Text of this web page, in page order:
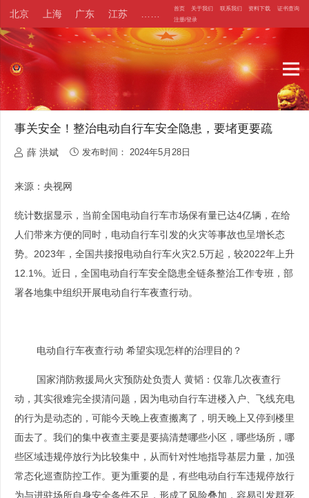
北京 上海 广东 江苏 首页 关于我们 联系我们 资料下载
证书查询
注册/登录
事关安全！整治电动自行车安全隐患，要堵更要疏
薛 洪斌 发布时间：2024年5月28日
来源：央视网
统计数据显示，当前全国电动自行车市场保有量已达4亿辆，在给
人们带来方便的同时，电动自行车引发的火灾等事故也呈增长态
势。2023年，全国共接报电动自行车火灾2.5万起，较2022年上升
12.1%。近日，全国电动自行车安全隐患全链条整治工作专班，部
署各地集中组织开展电动自行车夜查行动。
电动自行车夜查行动 希望实现怎样的治理目的？
国家消防救援局火灾预防处负责人 黄韬： 仅靠几次夜查行
动，其实很难完全摸清问题，因为电动自行车进楼入户、飞线充电
的行为是动态的，可能今天晚上夜查搬离了，明天晚上又停到楼里
面去了。我们的集中夜查主要是要搞清楚哪些小区，哪些场所，哪
些区域违规停放行为比较集中，从而针对性地指导基层力量，加强
常态化巡查防控工作。更为重要的是，有些电动自行车违规停放行
为与进驻场所自身安全条件不足，形成了风险叠加，容易引发群死